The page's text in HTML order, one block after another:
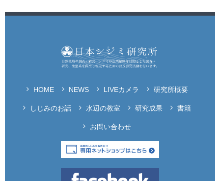
HOME NEWS LIVEカメラ 研究所概要
しじみのお話 水辺の教室 研究成果 書籍
お問い合わせ